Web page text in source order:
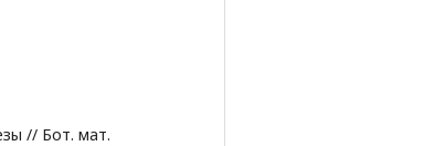
// Бот. мат.